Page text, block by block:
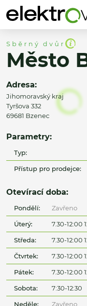
Sběrný dvůr
Město
Adresa:
Jihomoravský kraj
Tyršova 332
69681 Bzenec
Parametry:
Typ:
Přístup pro prodejce:
Otevírací doba:
Pondělí: Zavřeno
Úterý: 7.30-12:00
Středa: 7.30-12:00
Čtvrtek: 7.30-12:00
Pátek: 7.30-12:00
Sobota: 7:30-12:30
Neděle: Zavřeno